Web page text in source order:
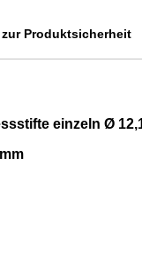
Produktsicherheit
einzeln Ø